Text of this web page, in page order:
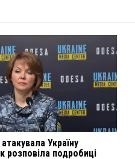
Україну
подробиці